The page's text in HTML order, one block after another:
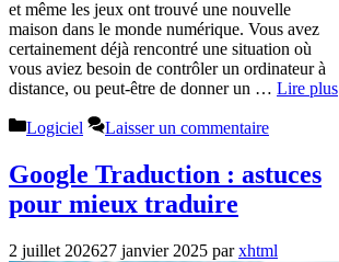
et même les jeux ont trouvé une nouvelle
maison dans le monde numérique. Vous avez
certainement déjà rencontré une situation où
vous aviez besoin de contrôler un ordinateur à
distance, ou peut-être de donner un … Lire plus
Catégories
Logiciel Laisser un commentaire
Google Traduction : astuces
pour mieux traduire
2 juillet 202627 janvier 2025 parxhtml